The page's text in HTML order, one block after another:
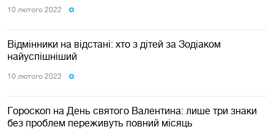
10 лютого 2022
Відмінники на відстані: хто з дітей за Зодіаком
найуспішніший
10 лютого 2022
Гороскоп на День святого Валентина: лише три знаки
без проблем переживуть повний місяць